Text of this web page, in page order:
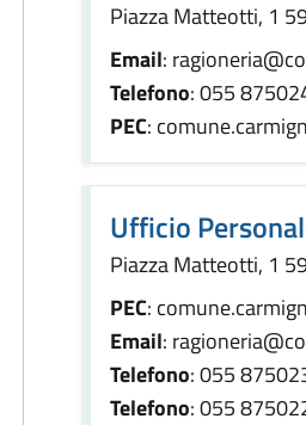
Piazza Matteotti, 1
Email:
Telefono: 055
PEC:
Ufficio
Piazza Matteotti, 1
PEC:
Email:
Telefono: 055
Telefono: 055